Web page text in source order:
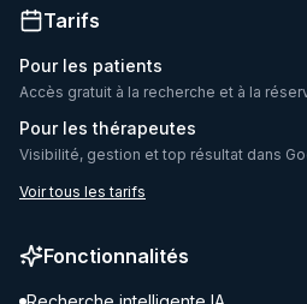
Tarifs
Pour les patients
Accès gratuit à la recherche et à la
Pour les thérapeutes
Visibilité, gestion et top résultat dans
Voir tous les tarifs
Fonctionnalités